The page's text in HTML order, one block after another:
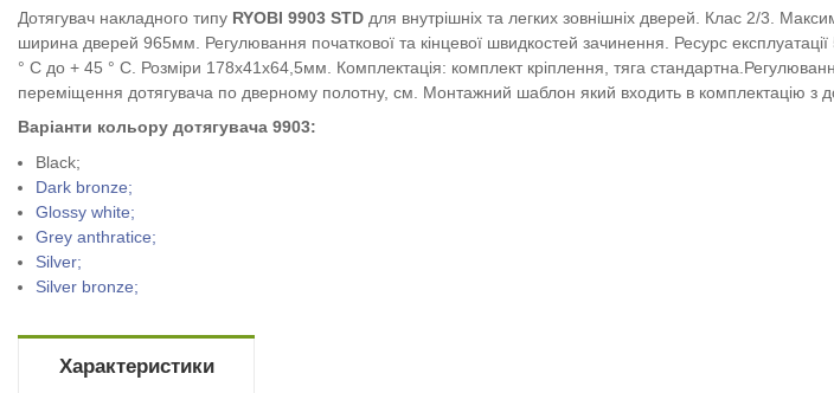
Дотягувач накладного типу RYOBI 9903 STD для внутрішніх та легких зовнішніх дверей. Клас 2/3.
ширина дверей 965мм. Регулювання початкової та кінцевої швидкостей зачинення. Ресурс
° С до + 45 ° С. Розміри 178х41х64,5мм. Комплектація: комплект кріплення, тяга
переміщення дотягувача по дверному полотну, см. Монтажний шаблон який входить в комплектацію з
Варіанти кольору дотягувача 9903:
Black;
Dark bronze;
Glossy white;
Grey anthratice;
Silver;
Silver bronze;
Характеристики